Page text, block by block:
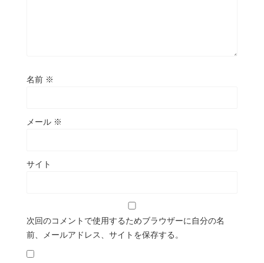
名前 ※
メール ※
サイト
次回のコメントで使用するためブラウザーに自分の名
前、メールアドレス、サイトを保存する。